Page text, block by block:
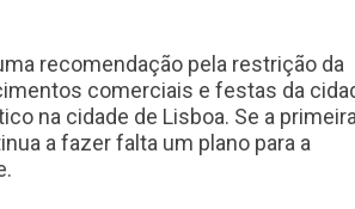
recomendação pela restrição da
comerciais e festas da
na cidade de Lisboa. Se a
a fazer falta um plano para a